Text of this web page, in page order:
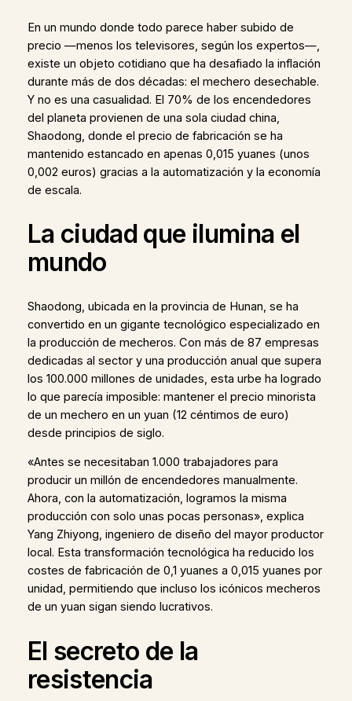
En un mundo donde todo parece haber subido de
precio —menos los televisores, según los expertos—,
existe un objeto cotidiano que ha desafiado la inflación
durante más de dos décadas: el mechero desechable.
Y no es una casualidad. El 70% de los encendedores
del planeta provienen de una sola ciudad china,
Shaodong, donde el precio de fabricación se ha
mantenido estancado en apenas 0,015 yuanes (unos
0,002 euros) gracias a la automatización y la economía
de escala.
La ciudad que ilumina el
mundo
Shaodong, ubicada en la provincia de Hunan, se ha
convertido en un gigante tecnológico especializado en
la producción de mecheros. Con más de 87 empresas
dedicadas al sector y una producción anual que supera
los 100.000 millones de unidades, esta urbe ha logrado
lo que parecía imposible: mantener el precio minorista
de un mechero en un yuan (12 céntimos de euro)
desde principios de siglo.
«Antes se necesitaban 1.000 trabajadores para
producir un millón de encendedores manualmente.
Ahora, con la automatización, logramos la misma
producción con solo unas pocas personas», explica
Yang Zhiyong, ingeniero de diseño del mayor productor
local. Esta transformación tecnológica ha reducido los
costes de fabricación de 0,1 yuanes a 0,015 yuanes por
unidad, permitiendo que incluso los icónicos mecheros
de un yuan sigan siendo lucrativos.
El secreto de la
resistencia